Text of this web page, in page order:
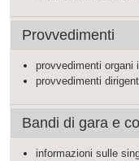
Provvedimenti
provvedimenti organi
provvedimenti
Bandi di gara e
informazioni sulle